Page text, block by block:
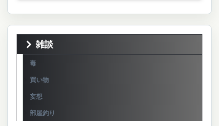
雑談
毒
買い物
妄想
部屋釣り